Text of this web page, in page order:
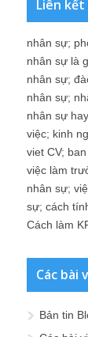
Liên
nhân sự;
nhân sự là
nhân sự;
nhân sự;
nhân sự hay
việc; kinh
viet CV;
việc làm
nhân sự;
sự; cách
Cách làm
Các bài
Bản tin